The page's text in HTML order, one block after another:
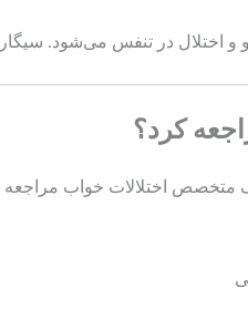
در تنفس می‌شود. سیگار
کرد؟
یک متخصص اختلالات خواب مراجعه